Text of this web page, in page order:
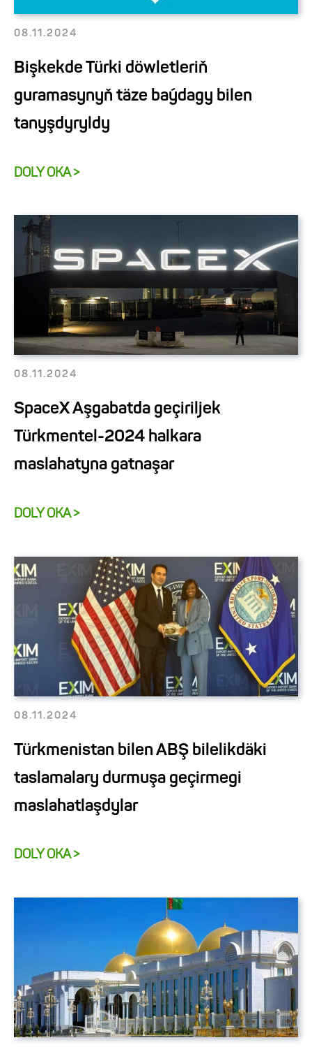
08.11.2024
Bişkekde Türki döwletleriň
guramasynyň täze baýdagy bilen
tanyşdyryldy
DOLY OKA >
08.11.2024
SpaceX Aşgabatda geçiriljek
Türkmentel-2024 halkara
maslahatyna gatnaşar
DOLY OKA >
08.11.2024
Türkmenistan bilen ABŞ bilelikdäki
taslamalary durmuşa geçirmegi
maslahatlaşdylar
DOLY OKA >